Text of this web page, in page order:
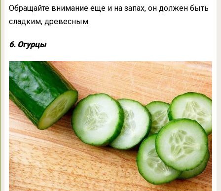
Обращайте внимание еще и на запах, он должен быть
сладким, древесным.
6. Огурцы